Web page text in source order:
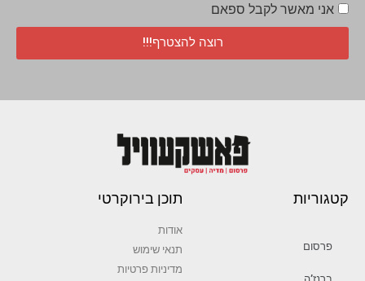
אני מאשר לקבל ספאם
רוצה להצטרף!!!
קטגוריות
פרסום
תוכן בירוקרטי
אודות
תנאי שימוש
מדיניות פרטיות